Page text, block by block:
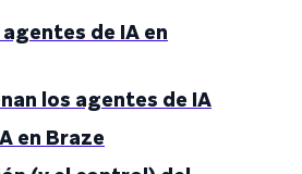
de IA en
los agentes de IA
en Braze